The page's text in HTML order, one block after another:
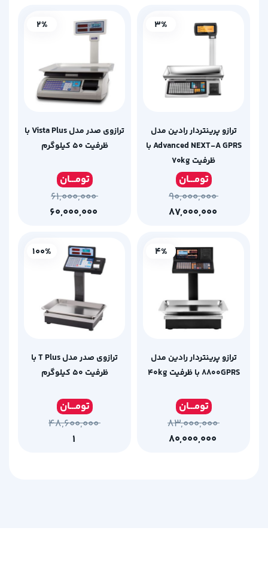
ترازو پرینتردار رادین مدل
Advanced NEXT-A GPRS با
ظرفیت ۷۰kg
تومـــان
۹۰,۰۰۰,۰۰۰
3%
ترازوی صدر مدل Vista Plus با
ظرفیت 50 کیلوگرم
تومـــان
۶۱,۰۰۰,۰۰۰
2%
ترازو پرینتردار رادین مدل
۸۸۰۰GPRS با ظرفیت ۴۰kg
تومـــان
۸۳,۰۰۰,۰۰۰
4%
ترازوی صدر مدل T Plus با
ظرفیت 50 کیلوگرم
تومـــان
۴۸,۶۰۰,۰۰۰
100%